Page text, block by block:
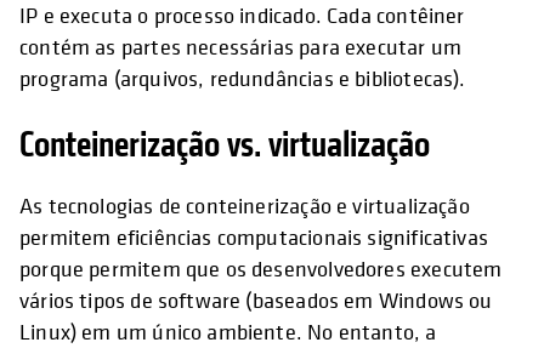
IP e executa o processo indicado. Cada contêiner
contém as partes necessárias para executar um
programa (arquivos, redundâncias e bibliotecas).
Conteinerização vs. virtualização
As tecnologias de conteinerização e virtualização
permitem eficiências computacionais significativas
porque permitem que os desenvolvedores executem
vários tipos de software (baseados em Windows ou
Linux) em um único ambiente. No entanto, a